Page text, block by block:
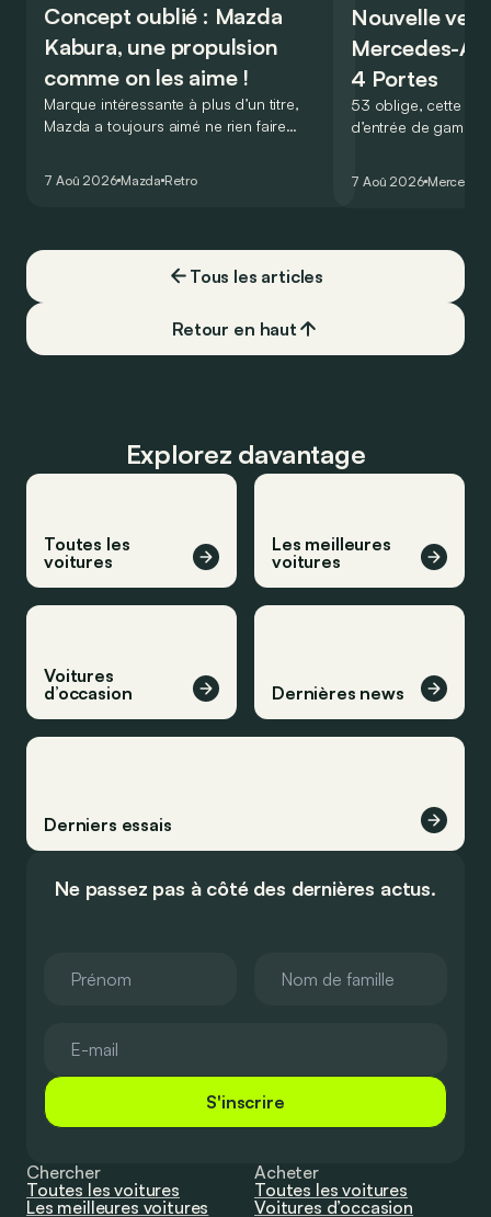
Concept oublié : Mazda
Kabura, une propulsion
comme on les aime !
Marque intéressante à plus d’un titre,
Mazda a toujours aimé ne rien faire
de la plus belle des manières…
7 Aoû 2026 Mazda Retro
Nouvelle
Mercedes-
4 Portes
53 oblige, cette
d’entrée de
moins…
7 Aoû 2026 Mercedes
Tous les articles
Retour en haut
Explorez davantage
Toutes les
voitures
Les meilleures
voitures
Voitures
d’occasion
Dernières news
Derniers essais
Ne passez pas à côté des dernières actus.
S'inscrire
Chercher
Toutes les voitures
Les meilleures voitures
Acheter
Toutes les voitures
Voitures d’occasion